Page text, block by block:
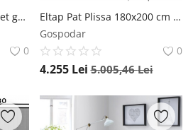
Signal Pat Montreal velvet gri 160x200 cm Tap. 192
0
Eltap Pat Plissa 180x200 cm Velvetmat 100
Gospodar
0
4.255 Lei 5.005,46Lei